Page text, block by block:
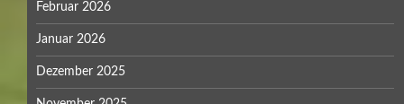
Februar 2026
Januar 2026
Dezember 2025